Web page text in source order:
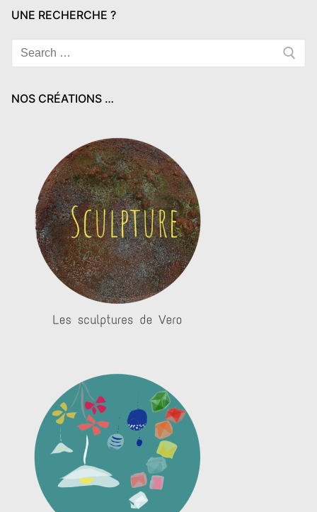
UNE RECHERCHE ?
Rechercher
:
NOS CRÉATIONS …